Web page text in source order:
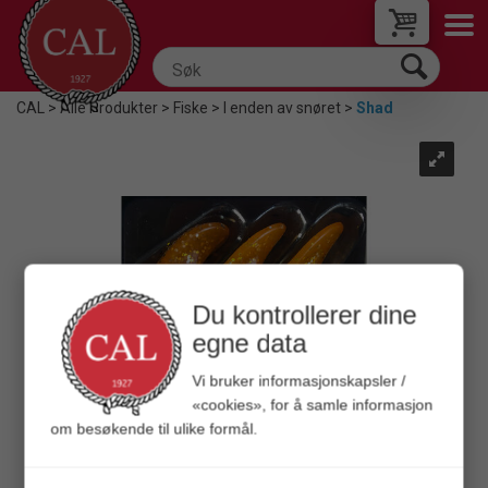
CAL >Alle Produkter>Fiske> I enden av snøret>Shad
Du kontrollerer dine
egne data
Vi bruker informasjonskapsler /
«cookies», for å samle informasjon
om besøkende til ulike formål.